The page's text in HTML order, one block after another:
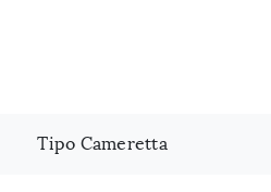
Tipo Cameretta